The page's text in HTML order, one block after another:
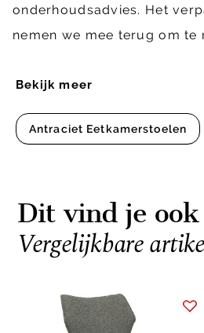
Bekijk meer
Antraciet Eetkamerstoelen
onderhoudsadvies. Het
nemen we mee terug om te
Dit vind je
Vergelijkbare